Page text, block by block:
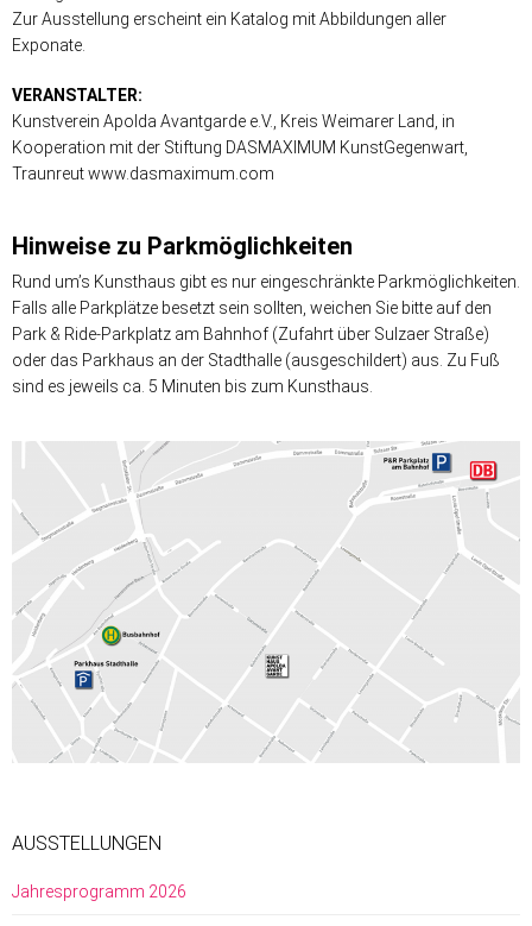
Zur Ausstellung erscheint ein Katalog mit Abbildungen aller
Exponate.
VERANSTALTER:
Kunstverein Apolda Avantgarde e.V., Kreis Weimarer Land, in
Kooperation mit der Stiftung DASMAXIMUM KunstGegenwart,
Traunreut www.dasmaximum.com
Hinweise zu Parkmöglichkeiten
Rund um’s Kunsthaus gibt es nur eingeschränkte Parkmöglichkeiten.
Falls alle Parkplätze besetzt sein sollten, weichen Sie bitte auf den
Park & Ride-Parkplatz am Bahnhof (Zufahrt über Sulzaer Straße)
oder das Parkhaus an der Stadthalle (ausgeschildert) aus. Zu Fuß
sind es jeweils ca. 5 Minuten bis zum Kunsthaus.
AUSSTELLUNGEN
Jahresprogramm 2026